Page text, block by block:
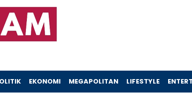
EKONOMI MEGAPOLITAN LIFESTYLE